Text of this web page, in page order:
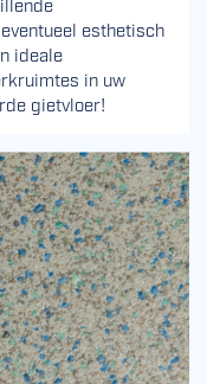
esthetisch
ideale
in uw
gietvloer!